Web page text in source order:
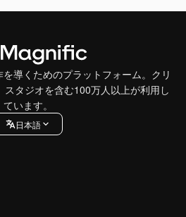
導くためのプラットフォーム。クリ
タジオを含む100万人以上が利用し
ています。
日本語